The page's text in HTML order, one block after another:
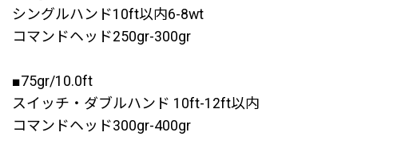
シングルハンド10ft以内6-8wt
コマンドヘッド250gr-300gr
■75gr/10.0ft
スイッチ・ダブルハンド 10ft-12ft以内
コマンドヘッド300gr-400gr